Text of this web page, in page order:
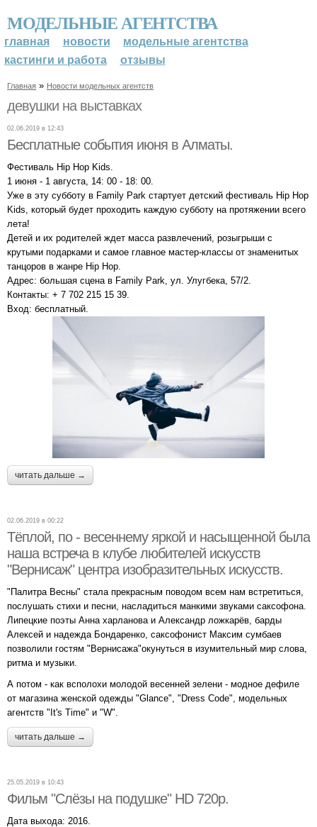
МОДЕЛЬНЫЕ АГЕНТСТВА
главная новости
модельные агентства
кастинги и работа
отзывы
Главная » Новости модельных агентств
девушки на выставках
02.06.2019 в 12:43
Бесплатные события июня в Алматы.
Фестиваль Hip Hop Kids.
1 июня - 1 августа, 14: 00 - 18: 00.
Уже в эту субботу в Family Park стартует детский фестиваль Hip Hop
Kids, который будет проходить каждую субботу на протяжении всего
лета!
Детей и их родителей ждет масса развлечений, розыгрыши с
крутыми подарками и самое главное мастер-классы от знаменитых
танцоров в жанре Hip Hop.
Адрес: большая сцена в Family Park, ул. Улугбека, 57/2.
Контакты: + 7 702 215 15 39.
Вход: бесплатный.
читать дальше →
02.06.2019 в 00:22
Тёплой, по - весеннему яркой и насыщенной была
наша встреча в клубе любителей искусств
"Вернисаж" центра изобразительных искусств.
"Палитра Весны" стала прекрасным поводом всем нам встретиться,
послушать стихи и песни, насладиться манкими звуками саксофона.
Липецкие поэты Анна харланова и Александр ложкарёв, барды
Алексей и надежда Бондаренко, саксофонист Максим сумбаев
позволили гостям "Вернисажа"окунуться в изумительный мир слова,
ритма и музыки.
А потом - как всполохи молодой весенней зелени - модное дефиле
от магазина женской одежды "Glance", "Dress Code", модельных
агентств "It's Time" и "W".
читать дальше →
25.05.2019 в 10:43
Фильм "Слёзы на подушке" HD 720p.
Дата выхода: 2016.